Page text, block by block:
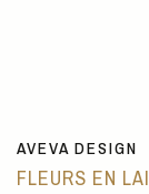
AVEVA DESIGN
FLEURS EN